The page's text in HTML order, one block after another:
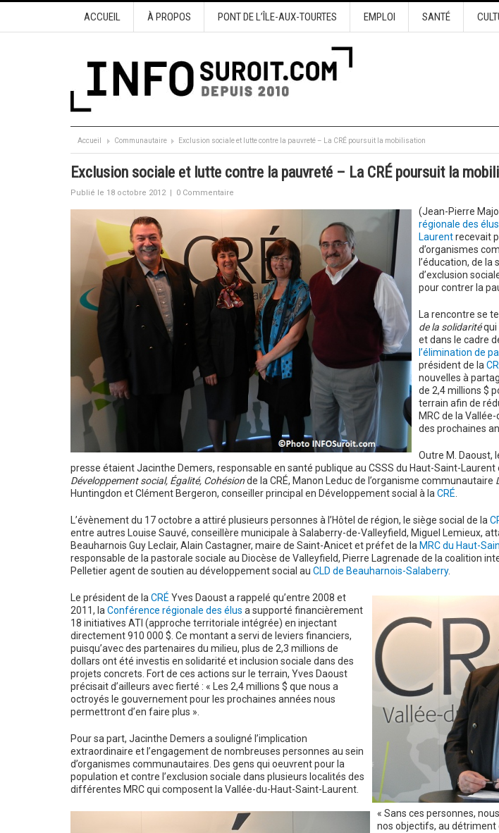
ACCUEIL À PROPOS PONT DE L’ÎLE-AUX-TOURTES EMPLOI SANTÉ
Accueil Communautaire Exclusion sociale et lutte contre la pauvreté – La CRÉ poursuit la mobilisation
Exclusion sociale et lutte contre la pauvreté – La CRÉ poursuit la
Publié le 18 octobre 2012 | 0 Commentaire
(Jean-Pierre
régionale des
Laurentrecevait
d’organismes
l’éducation, de
d’exclusion
pour contrer la
La rencontre se
de la solidaritéqui
et dans le cadre
l’élimination de
président de la
nouvelles à
de 2,4 millions $
terrain afin de
MRC de la
des prochaines
Outre M. Daoust,
presse étaient Jacinthe Demers, responsable en santé publique au CSSS du Haut-Saint-Laurent
Développement social, Égalité, Cohésionde la CRÉ, Manon Leduc de l’organisme communautaire
Huntingdon et Clément Bergeron, conseiller principal en Développement social à la CRÉ
L’évènement du 17 octobre a attiré plusieurs personnes à l’Hôtel de région, le siège social de la
entre autres Louise Sauvé, conseillère municipale à Salaberry-de-Valleyfield, Miguel Lemieux,
Beauharnois Guy Leclair, Alain Castagner, maire de Saint-Anicet et préfet de la MRC du Haut-
responsable de la pastorale sociale au Diocèse de Valleyfield, Pierre Lagrenade de la coalition
Pelletier agent de soutien au développement social au CLD de Beauharnois-Salaberry.
Le président de la CRÉ Yves Daoust a rappelé qu’entre 2008 et
2011, la Conférence régionale des élus a supporté financièrement
18 initiatives ATI (approche territoriale intégrée) en injectant
directement 910 000 $. Ce montant a servi de leviers financiers,
puisqu’avec des partenaires du milieu, plus de 2,3 millions de
dollars ont été investis en solidarité et inclusion sociale dans des
projets concrets. Fort de ces actions sur le terrain, Yves Daoust
précisait d’ailleurs avec fierté : « Les 2,4 millions $ que nous a
octroyés le gouvernement pour les prochaines années nous
permettront d’en faire plus ».
Pour sa part, Jacinthe Demers a souligné l’implication
extraordinaire et l’engagement de nombreuses personnes au sein
d’organismes communautaires. Des gens qui oeuvrent pour la
population et contre l’exclusion sociale dans plusieurs localités des
différentes MRC qui composent la Vallée-du-Haut-Saint-Laurent.
« Sans ces personnes,
nos objectifs, au détriment